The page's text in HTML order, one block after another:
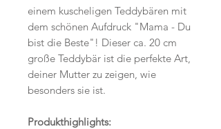
einem kuscheligen Teddybären mit
dem schönen Aufdruck "Mama - Du
bist die Beste"! Dieser ca. 20 cm
große Teddybär ist die perfekte Art,
deiner Mutter zu zeigen, wie
besonders sie ist.
Produkthighlights: